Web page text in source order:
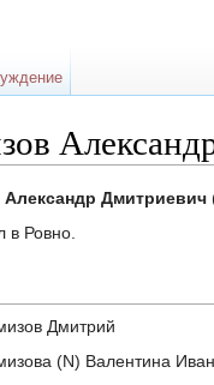
Александр Дмитриевич
в Ровно.
Дмитрий
(N) Валентина